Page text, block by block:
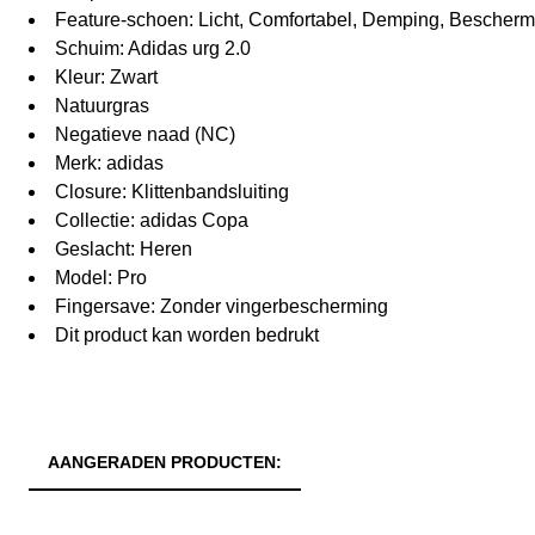
Feature-schoen: Licht, Comfortabel, Demping,
Schuim: Adidas urg 2.0
Kleur: Zwart
Natuurgras
Negatieve naad (NC)
Merk: adidas
Closure: Klittenbandsluiting
Collectie: adidas Copa
Geslacht: Heren
Model: Pro
Fingersave: Zonder vingerbescherming
Dit product kan worden bedrukt
AANGERADEN PRODUCTEN: